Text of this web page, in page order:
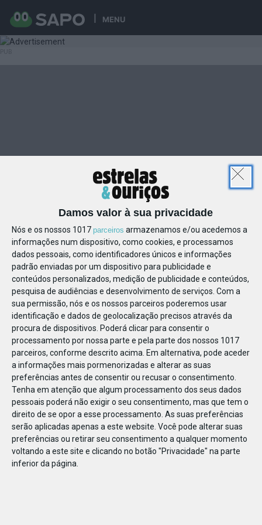
MENU
Damos valor à sua privacidade
Nós e os nossos 1017 parceiros armazenamos e/ou acedemos a
informações num dispositivo, como cookies, e processamos
dados pessoais, como identificadores únicos e informações
padrão enviadas por um dispositivo para publicidade e
conteúdos personalizados, medição de publicidade e conteúdos,
pesquisa de audiências e desenvolvimento de serviços. Com a
sua permissão, nós e os nossos parceiros poderemos usar
identificação e dados de geolocalização precisos através da
procura de dispositivos. Poderá clicar para consentir o
processamento por nossa parte e pela parte dos nossos 1017
parceiros, conforme descrito acima. Em alternativa, pode aceder
a informações mais pormenorizadas e alterar as suas
preferências antes de consentir ou recusar o consentimento.
Tenha em atenção que algum processamento dos seus dados
pessoais poderá não exigir o seu consentimento, mas que tem o
direito de se opor a esse processamento. As suas preferências
serão aplicadas apenas a este website. Você pode alterar suas
preferências ou retirar seu consentimento a qualquer momento
voltando a este site e clicando no botão "Privacidade" na parte
inferior da página.
861001381690732